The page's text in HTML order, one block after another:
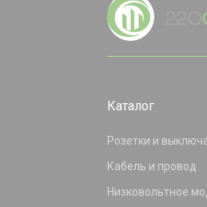
Каталог
Розетки и
Кабель и провод
Низковольтное